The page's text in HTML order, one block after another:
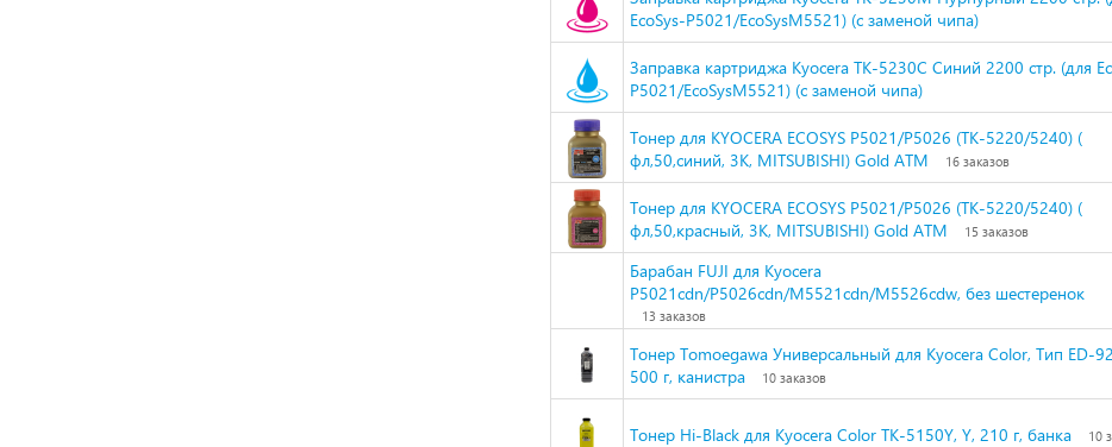
EcoSys-P5021/EcoSysM5521) (с заменой чипа)
Заправка картриджа Kyocera TK-5230C Синий 2200 стр. (для
P5021/EcoSysM5521) (с заменой чипа)
Тонер для KYOCERA ECOSYS P5021/P5026 (TK-5220/5240) (
фл,50,синий, 3К, MITSUBISHI) Gold ATM
16 заказов
Тонер для KYOCERA ECOSYS P5021/P5026 (TK-5220/5240) (
фл,50,красный, 3К, MITSUBISHI) Gold ATM
15 заказов
Барабан FUJI для Kyocera
P5021cdn/P5026cdn/M5521cdn/M5526cdw, без шестеренок
13 заказов
Тонер Tomoegawa Универсальный для Kyocera Color, Тип ED-
500 г, канистра
10 заказов
Тонер Hi-Black для Kyocera Color TK-5150Y, Y, 210 г, банка 10